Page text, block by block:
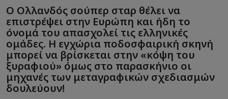
Ο Ολλανδός σούπερ σταρ θέλει να
επιστρέψει στην Ευρώπη και ήδη το
όνομά του απασχολεί τις ελληνικές
ομάδες. Η εγχώρια ποδοσφαιρική σκηνή
μπορεί να βρίσκεται στην «κόψη του
ξυραφιού» όμως στο παρασκήνιο οι
μηχανές των μεταγραφικών σχεδιασμών
δουλεύουν!